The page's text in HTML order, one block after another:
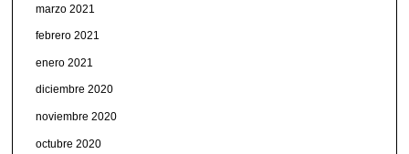
marzo 2021
febrero 2021
enero 2021
diciembre 2020
noviembre 2020
octubre 2020